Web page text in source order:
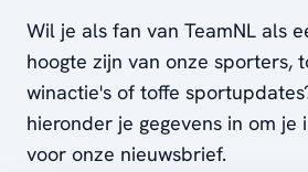
Wil je als fan van TeamNL als
hoogte zijn van onze sporters,
winactie's of toffe
hieronder je gegevens in om je
voor onze nieuwsbrief.